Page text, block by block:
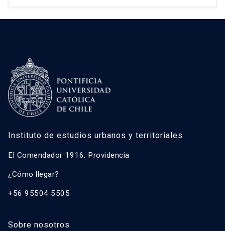
Instituto de estudios urbanos y territoriales
El Comendador 1916, Providencia
¿Cómo llegar?
+56 95504 5505
Sobre nosotros